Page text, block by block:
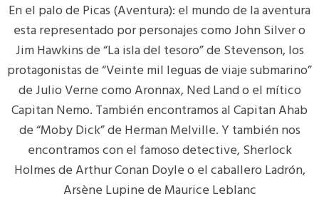
En el palo de Picas (Aventura): el mundo de la aventura
esta representado por personajes como John Silver o
Jim Hawkins de “La isla del tesoro” de Stevenson, los
protagonistas de “Veinte mil leguas de viaje submarino”
de Julio Verne como Aronnax, Ned Land o el mítico
Capitan Nemo. También encontramos al Capitan Ahab
de “Moby Dick” de Herman Melville. Y también nos
encontramos con el famoso detective, Sherlock
Holmes de Arthur Conan Doyle o el caballero Ladrón,
Arsène Lupine de Maurice Leblanc